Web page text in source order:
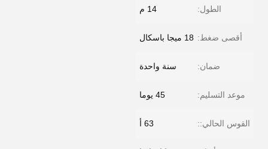
الطول: 14 م
أقصى ضغط: 18 ميجا باسكال
ضمان: سنة واحدة
موعد التسليم: 45 يوما
القوس الحالي:: 63 أ